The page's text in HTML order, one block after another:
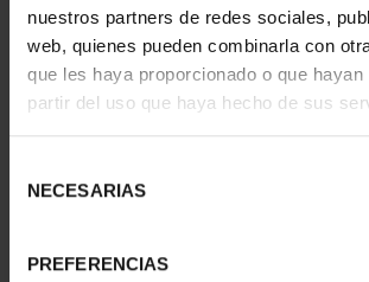
nuestros partners de redes sociales,
web, quienes pueden combinarla con
que les haya proporcionado o que hayan
partir del uso que haya hecho de sus
NECESARIAS
PREFERENCIAS
SUSCRIPCIÓN
CAPITALES DE
949,00 €
registrados